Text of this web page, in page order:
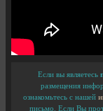
Если вы являетесь
размещения
ознакомьтесь с нашей
письмо. Если Вы